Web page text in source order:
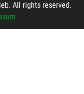
All rights reserved.